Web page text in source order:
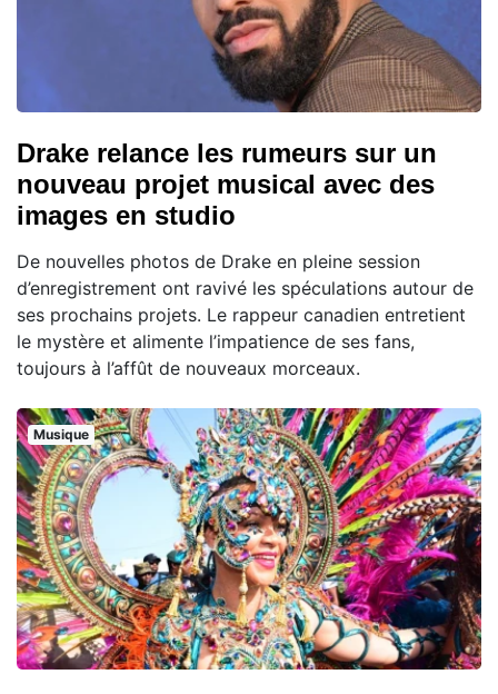
Drake relance les rumeurs sur un
nouveau projet musical avec des
images en studio
De nouvelles photos de Drake en pleine session
d’enregistrement ont ravivé les spéculations autour de
ses prochains projets. Le rappeur canadien entretient
le mystère et alimente l’impatience de ses fans,
toujours à l’affût de nouveaux morceaux.
Musique